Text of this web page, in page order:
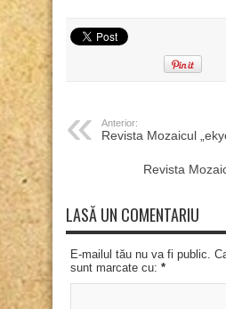
Anterior:
Revista Mozaicul
Revista
LASĂ UN COMENTARIU
E-mailul tău nu va fi public.
sunt marcate cu: *